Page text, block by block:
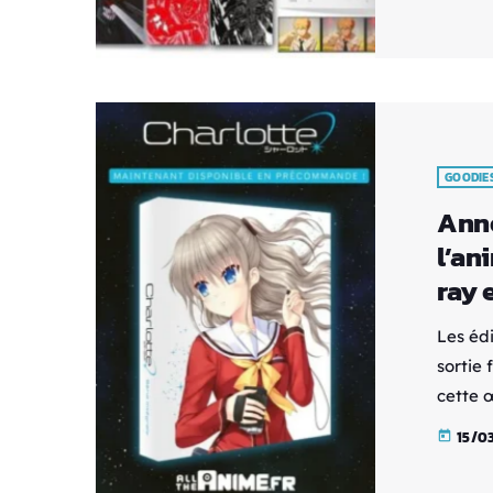
ray
Les
sortie
cette
DVD.
today 15/